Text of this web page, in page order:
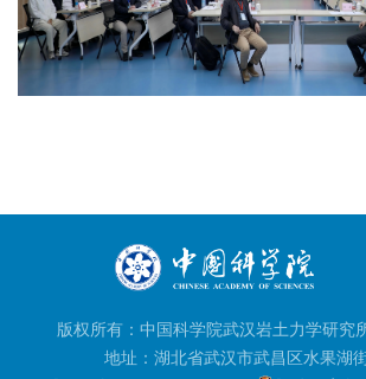
版权所有：中国科学院武汉岩土力学研究
地址：湖北省武汉市武昌区水果湖